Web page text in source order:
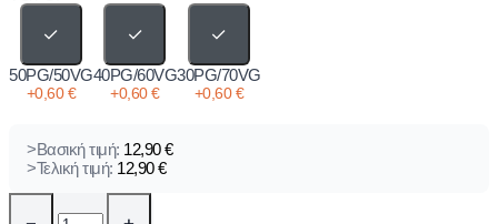
✓
50PG/50VG
+0,60€
✓
40PG/60VG
+0,60€
✓
30PG/70VG
+0,60€
>Βασική τιμή: 12,90€
>Τελική τιμή: 12,90€